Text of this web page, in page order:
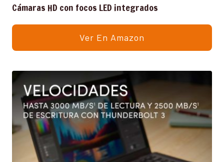
Cámaras HD con focos LED integrados
Ver En Amazon